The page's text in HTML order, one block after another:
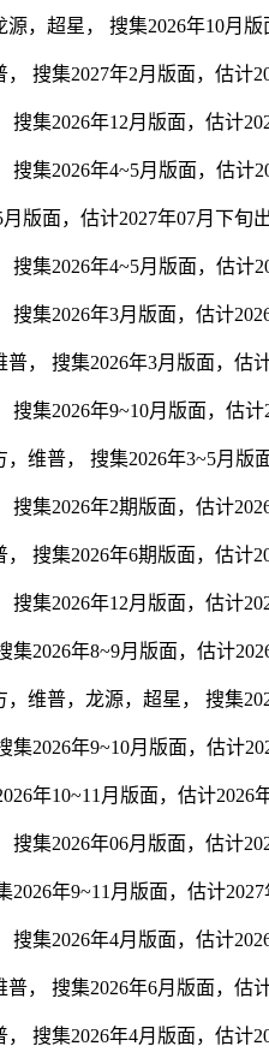
超星， 搜集2026年10月版
集2027年2月版面，估计
2026年12月版面，估计
2026年4~5月版面，估计
面，估计2027年07月下旬出
2026年4~5月版面，估计
2026年3月版面，估计2026
搜集2026年3月版面，估计
2026年9~10月版面，估计
普， 搜集2026年3~5月版面
2026年2期版面，估计2026
集2026年6期版面，估计
2026年12月版面，估计
年8~9月版面，估计2026
普，龙源，超星， 搜集
年9~10月版面，估计
10~11月版面，估计2026年
2026年06月版面，估计
年9~11月版面，估计2027
2026年4月版面，估计2026
搜集2026年6月版面，估计
集2026年4月版面，估计